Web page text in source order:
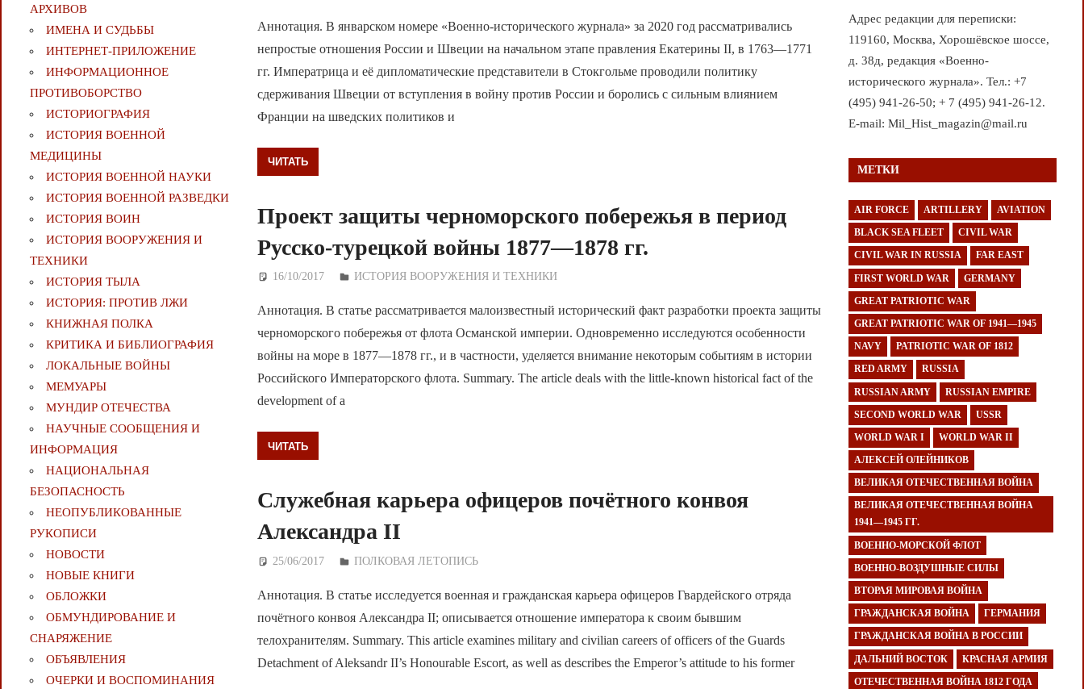
Аннотация. В январском номере «Военно-исторического журнала» за 2020 год рассматривались
непростые отношения России и Швеции на начальном этапе правления Екатерины II, в 1763—1771
гг. Императрица и её дипломатические представители в Стокгольме проводили политику
сдерживания Швеции от вступления в войну против России и боролись с сильным влиянием
Франции на шведских политиков и
ЧИТАТЬ
Проект защиты черноморского побережья в период
Русско-турецкой войны 1877—1878 гг.
16/10/2017 Дежурный по Редакции
ИСТОРИЯ ВООРУЖЕНИЯ И ТЕХНИКИ
Аннотация. В статье рассматривается малоизвестный исторический факт разработки проекта защиты
черноморского побережья от флота Османской империи. Одновременно исследуются особенности
войны на море в 1877—1878 гг., и в частности, уделяется внимание некоторым событиям в истории
Российского Императорского флота. Summary. The article deals with the little-known historical fact of the
development of a
ЧИТАТЬ
Служебная карьера офицеров почётного конвоя
Александра II
25/06/2017 Дежурный по Редакции
ПОЛКОВАЯ ЛЕТОПИСЬ
Аннотация. В статье исследуется военная и гражданская карьера офицеров Гвардейского отряда
почётного конвоя Александра II; описывается отношение императора к своим бывшим
телохранителям. Summary. This article examines military and civilian careers of officers of the Guards
Detachment of Aleksandr II’s Honourable Escort, as well as describes the Emperor’s attitude to his former
АРХИВОВ
ИМЕНА И СУДЬБЫ
ИНТЕРНЕТ-ПРИЛОЖЕНИЕ
ИНФОРМАЦИОННОЕ
ПРОТИВОБОРСТВО
ИСТОРИОГРАФИЯ
ИСТОРИЯ ВОЕННОЙ
МЕДИЦИНЫ
ИСТОРИЯ ВОЕННОЙ НАУКИ
ИСТОРИЯ ВОЕННОЙ РАЗВЕДКИ
ИСТОРИЯ ВОИН
ИСТОРИЯ ВООРУЖЕНИЯ И
ТЕХНИКИ
ИСТОРИЯ ТЫЛА
ИСТОРИЯ: ПРОТИВ ЛЖИ
КНИЖНАЯ ПОЛКА
КРИТИКА И БИБЛИОГРАФИЯ
ЛОКАЛЬНЫЕ ВОЙНЫ
МЕМУАРЫ
МУНДИР ОТЕЧЕСТВА
НАУЧНЫЕ СООБЩЕНИЯ И
ИНФОРМАЦИЯ
НАЦИОНАЛЬНАЯ
БЕЗОПАСНОСТЬ
НЕОПУБЛИКОВАННЫЕ
РУКОПИСИ
НОВОСТИ
НОВЫЕ КНИГИ
ОБЛОЖКИ
ОБМУНДИРОВАНИЕ И
СНАРЯЖЕНИЕ
ОБЪЯВЛЕНИЯ
ОЧЕРКИ И ВОСПОМИНАНИЯ
Адрес редакции для переписки:
119160, Москва, Хорошёвское шоссе,
д. 38д, редакция «Военно-
исторического журнала». Тел.: +7
(495) 941-26-50; + 7 (495) 941-26-12.
E-mail: Mil_Hist_magazin@mail.ru
МЕТКИ
AIR FORCE ARTILLERY AVIATION
BLACK SEA FLEET CIVIL WAR
CIVIL WAR IN RUSSIA FAR EAST
FIRST WORLD WAR GERMANY
GREAT PATRIOTIC WAR
GREAT PATRIOTIC WAR OF 1941—1945
NAVY PATRIOTIC WAR OF 1812
RED ARMY RUSSIA
RUSSIAN ARMY RUSSIAN EMPIRE
SECOND WORLD WAR USSR
WORLD WAR I WORLD WAR II
АЛЕКСЕЙ ОЛЕЙНИКОВ
ВЕЛИКАЯ ОТЕЧЕСТВЕННАЯ ВОЙНА
ВЕЛИКАЯ ОТЕЧЕСТВЕННАЯ ВОЙНА
1941—1945 ГГ.
ВОЕННО-МОРСКОЙ ФЛОТ
ВОЕННО-ВОЗДУШНЫЕ СИЛЫ
ВТОРАЯ МИРОВАЯ ВОЙНА
ГРАЖДАНСКАЯ ВОЙНА ГЕРМАНИЯ
ГРАЖДАНСКАЯ ВОЙНА В РОССИИ
ДАЛЬНИЙ ВОСТОК КРАСНАЯ АРМИЯ
ОТЕЧЕСТВЕННАЯ ВОЙНА 1812 ГОДА